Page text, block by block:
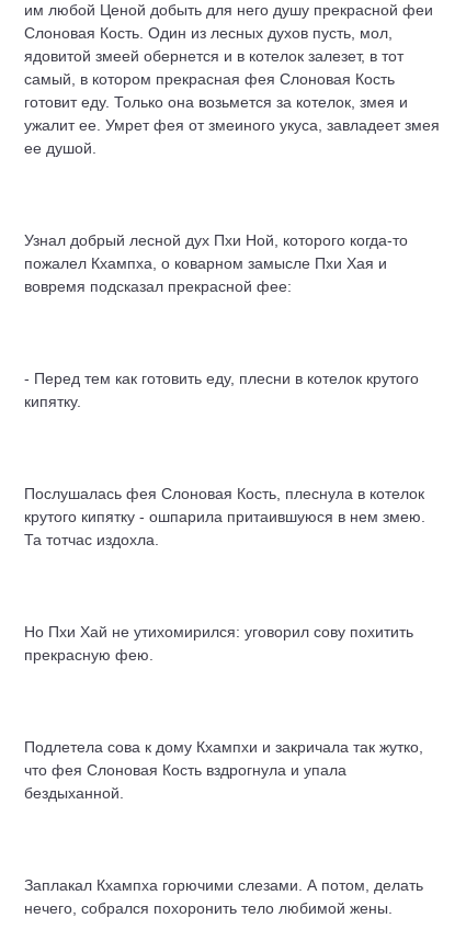
им любой Ценой добыть для него душу прекрасной феи
Слоновая Кость. Один из лесных духов пусть, мол,
ядовитой змеей обернется и в котелок залезет, в тот
самый, в котором прекрасная фея Слоновая Кость
готовит еду. Только она возьмется за котелок, змея и
ужалит ее. Умрет фея от змеиного укуса, завладеет змея
ее душой.
Узнал добрый лесной дух Пхи Ной, которого когда-то
пожалел Кхампха, о коварном замысле Пхи Хая и
вовремя подсказал прекрасной фее:
- Перед тем как готовить еду, плесни в котелок крутого
кипятку.
Послушалась фея Слоновая Кость, плеснула в котелок
крутого кипятку - ошпарила притаившуюся в нем змею.
Та тотчас издохла.
Но Пхи Хай не утихомирился: уговорил сову похитить
прекрасную фею.
Подлетела сова к дому Кхампхи и закричала так жутко,
что фея Слоновая Кость вздрогнула и упала
бездыханной.
Заплакал Кхампха горючими слезами. А потом, делать
нечего, собрался похоронить тело любимой жены.